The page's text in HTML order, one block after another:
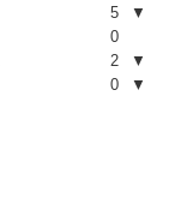
5
▼
0
2
▼
0 ▼